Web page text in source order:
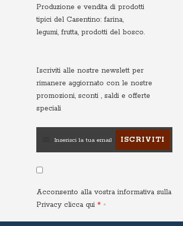
Produzione e vendita di prodotti
tipici del Casentino: farina,
legumi, frutta, prodotti del bosco.
Iscriviti alle nostre newslett per
rimanere aggiornato con le nostre
promozioni, sconti , saldi e offerte
speciali
ISCRIVITI
Acconsento alla vostra informativa sulla
Privacyclicca qui